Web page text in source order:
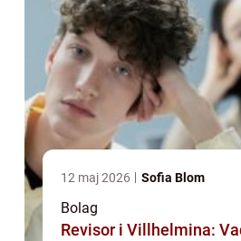
12 maj 2026 Sofia Blom
Bolag
Revisor i Villhelmina: